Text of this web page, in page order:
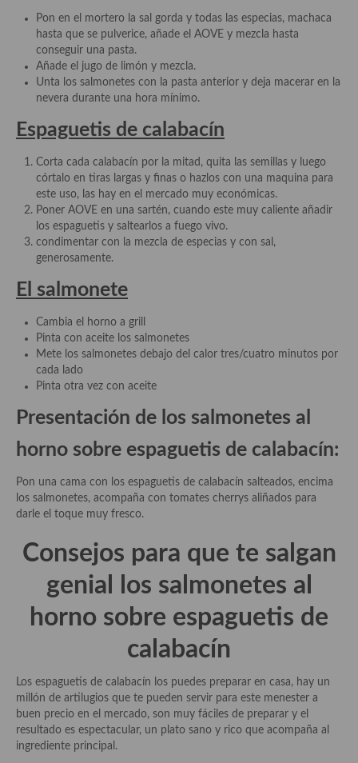
Cocina Azerí (Azerbaiyán)
Cocina de Egipto
Cocina de Tunez
Cocina Tailandesa
Cocina Japonesa
Cocina Vietnamita
Cocina camboyana
Cocina HIndú
Cocina China
Cocina del Pacifico
Cocina Africana
Cocina del Congo
Cocina Sefardí
Cocina Yoshoku
Cocina fusión
Cocinas de España
Cocina Andaluza
Pon en el mortero la sal gorda y todas las especias, machaca
hasta que se pulverice, añade el AOVE y mezcla hasta
conseguir una pasta.
Añade el jugo de limón y mezcla.
Unta los salmonetes con la pasta anterior y deja macerar en la
nevera durante una hora mínimo.
Espaguetis de calabacín
Corta cada calabacín por la mitad, quita las semillas y luego
córtalo en tiras largas y finas o hazlos con una maquina para
este uso, las hay en el mercado muy económicas.
Poner AOVE en una sartén, cuando este muy caliente añadir
los espaguetis y saltearlos a fuego vivo.
condimentar con la mezcla de especias y con sal,
generosamente.
El salmonete
Cambia el horno a grill
Pinta con aceite los salmonetes
Mete los salmonetes debajo del calor tres/cuatro minutos por
cada lado
Pinta otra vez con aceite
Presentación de los salmonetes al
horno sobre espaguetis de calabacín:
Pon una cama con los espaguetis de calabacín salteados, encima
los salmonetes, acompaña con tomates cherrys aliñados para
darle el toque muy fresco.
Consejos para que te salgan
genial los salmonetes al
horno sobre espaguetis de
calabacín
Los espaguetis de calabacín los puedes preparar en casa, hay un
millón de artilugios que te pueden servir para este menester a
buen precio en el mercado, son muy fáciles de preparar y el
resultado es espectacular, un plato sano y rico que acompaña al
ingrediente principal.